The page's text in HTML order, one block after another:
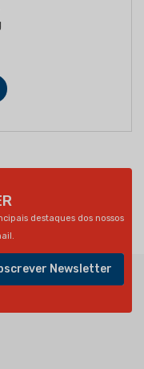
destaques dos nossos
Newsletter